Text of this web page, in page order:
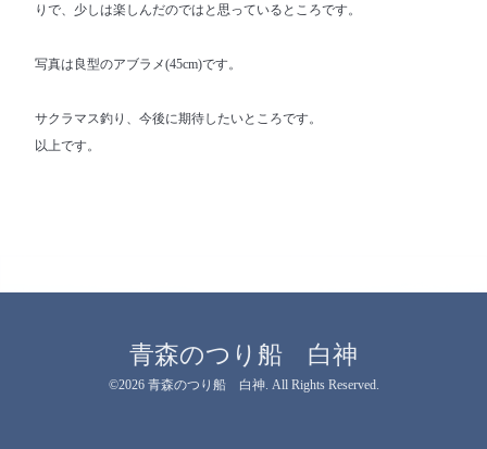
りで、少しは楽しんだのではと思っているところです。
写真は良型のアブラメ(45cm)です。
サクラマス釣り、今後に期待したいところです。
以上です。
青森のつり船 白神
©2026 青森のつり船 白神. All Rights Reserved.